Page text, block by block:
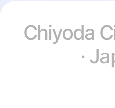
Chiyoda
·